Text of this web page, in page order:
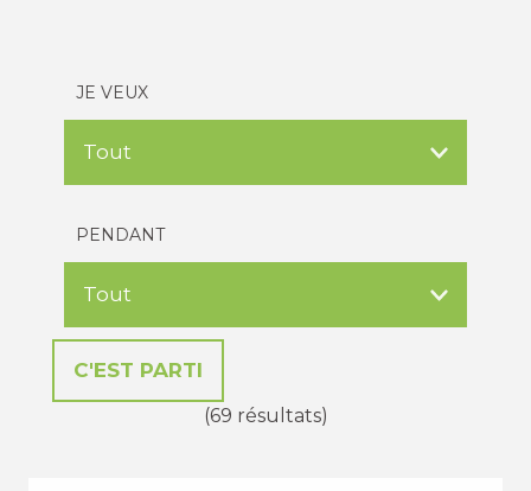
JE VEUX
PENDANT
(69 résultats)